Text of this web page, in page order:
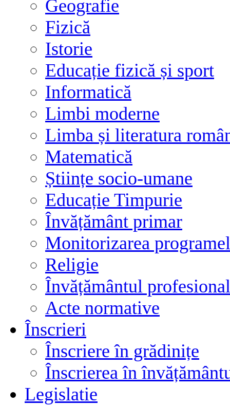
Geografie
Fizică
Istorie
Educație fizică și sport
Informatică
Limbi moderne
Limba și literatura
Matematică
Științe socio-umane
Educație Timpurie
Învățământ primar
Monitorizarea
Religie
Învățământul
Acte normative
Înscrieri
Înscriere în grădinițe
Înscrierea în
Legislatie